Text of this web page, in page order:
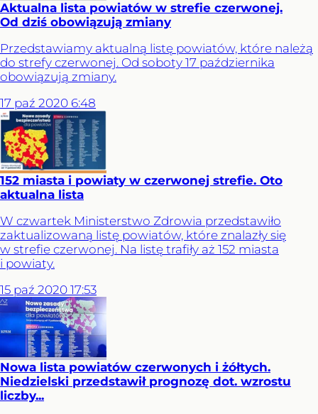
Aktualna lista powiatów w strefie czerwonej.
Od dziś obowiązują zmiany
Przedstawiamy aktualną listę powiatów, które należą
do strefy czerwonej. Od soboty 17 października
obowiązują zmiany.
17 paź 2020 6:48
152 miasta i powiaty w czerwonej strefie. Oto
aktualna lista
W czwartek Ministerstwo Zdrowia przedstawiło
zaktualizowaną listę powiatów, które znalazły się
w strefie czerwonej. Na listę trafiły aż 152 miasta
i powiaty.
15 paź 2020 17:53
Nowa lista powiatów czerwonych i żółtych.
Niedzielski przedstawił prognozę dot. wzrostu
liczby...